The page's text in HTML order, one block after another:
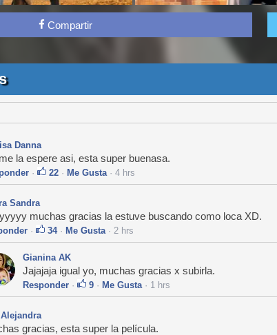
Compartir
Danna
la espere asi, esta super buenasa.
· 22· Me Gusta· 4 hrs
Sandra
muchas gracias la estuve buscando como loca XD.
· 34· Me Gusta· 2 hrs
Gianina AK
Jajajaja igual yo, muchas gracias x subirla.
Responder· 9· Me Gusta· 1 hrs
gracias, esta super la película.